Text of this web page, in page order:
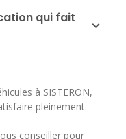
qui fait
à SISTERON,
pleinement.
conseiller pour